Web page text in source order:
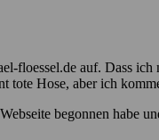
floessel.de auf. Dass
tote Hose, aber ich
begonnen habe